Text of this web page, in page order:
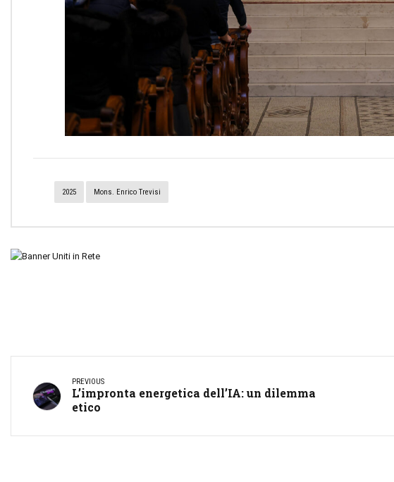
2025 Mons. Enrico Trevisi
PREVIOUS
L’impronta energetica dell’IA: un dilemma
etico